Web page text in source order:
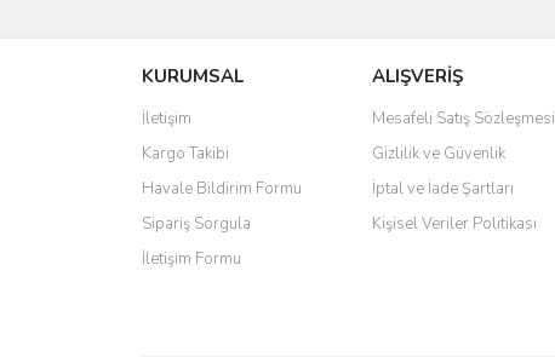
Ürün resmi kalitesiz, bozuk veya görüntülenemiyor.
Ürün açıklamasında eksik bilgiler bulunuyor.
Ürün bilgilerinde hatalar bulunuyor.
Ürün fiyatı diğer sitelerden daha pahalı.
Bu ürüne benzer farklı alternatifler olmalı.
KURUMSAL
İletişim
Kargo Takibi
Havale Bildirim Formu
Sipariş Sorgula
İletişim Formu
ALIŞVERİŞ
Mesafeli Satış Sözleşmesi
Gizlilik ve Güvenlik
İptal ve İade Şartları
Kişisel Veriler Politikası